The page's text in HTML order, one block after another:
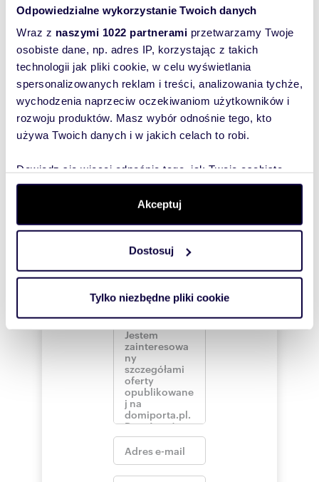
Odpowiedzialne wykorzystanie Twoich danych
Wraz z naszymi 1022 partnerami przetwarzamy Twoje
osobiste dane, np. adres IP, korzystając z takich
technologii jak pliki cookie, w celu wyświetlania
spersonalizowanych reklam i treści, analizowania tychże,
wychodzenia naprzeciw oczekiwaniom użytkowników i
rozwoju produktów. Masz wybór odnośnie tego, kto
używa Twoich danych i w jakich celach to robi.
Dowiedz się więcej odnośnie tego, jak Twoje osobiste
dane są przetwarzane oraz ustaw własne preferencje w
. W Deklaracji plików cookie możesz
zmienić lub wycofać swoją zgodę w dowolnej chwili.
Wykorzystujemy pliki cookie do spersonalizowania treści
i reklam, aby oferować funkcje społecznościowe i
korzystasz z naszej witryny, udostępniamy partnerom
Partnerzy mogą połączyć te informacje z innymi danymi
otrzymanymi od Ciebie lub uzyskanymi podczas
korzystania z ich usług.
Akceptuj
Dostosuj
Tylko niezbędne pliki cookie
okolica z potencjałem – możliwość
Zapraszam do kontaktu i na prezentację!
Oferta wysłana z programu dla biur
Numer oferty: 1060/10281/ODS
Wyślij
wiadomość
sposób, aby
właściciel
oferty
szybko się z
Tobą
skontaktował!